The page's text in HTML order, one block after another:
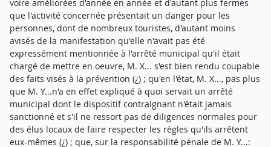
voire améliorées d'année en année et d'autant plus fermes
que l'activité concernée présentait un danger pour les
personnes, dont de nombreux touristes, d'autant moins
avisés de la manifestation qu'elle n'avait pas été
expressément mentionnée à l'arrêté municipal qu'il était
chargé de mettre en oeuvre, M. X... s'est bien rendu coupable
des faits visés à la prévention (¿) ; qu'en l'état, M. X..., pas plus
que M. Y...n'a en effet expliqué à quoi servait un arrêté
municipal dont le dispositif contraignant n'était jamais
sanctionné et s'il ne ressort pas de diligences normales pour
des élus locaux de faire respecter les règles qu'ils arrêtent
eux-mêmes (¿) ; que, sur la responsabilité pénale de M. Y...: